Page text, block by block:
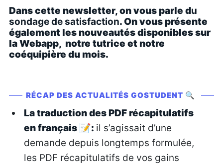
Dans cette newsletter, on vous parle du
sondage de satisfaction. On vous présente
également les nouveautés disponibles sur
la Webapp, notre tutrice et notre
coéquipière du mois.
RÉCAP DES ACTUALITÉS GOSTUDENT 🔍
La traduction des PDF récapitulatifs
en français 📝: il s’agissait d’une
demande depuis longtemps formulée,
les PDF récapitulatifs de vos gains